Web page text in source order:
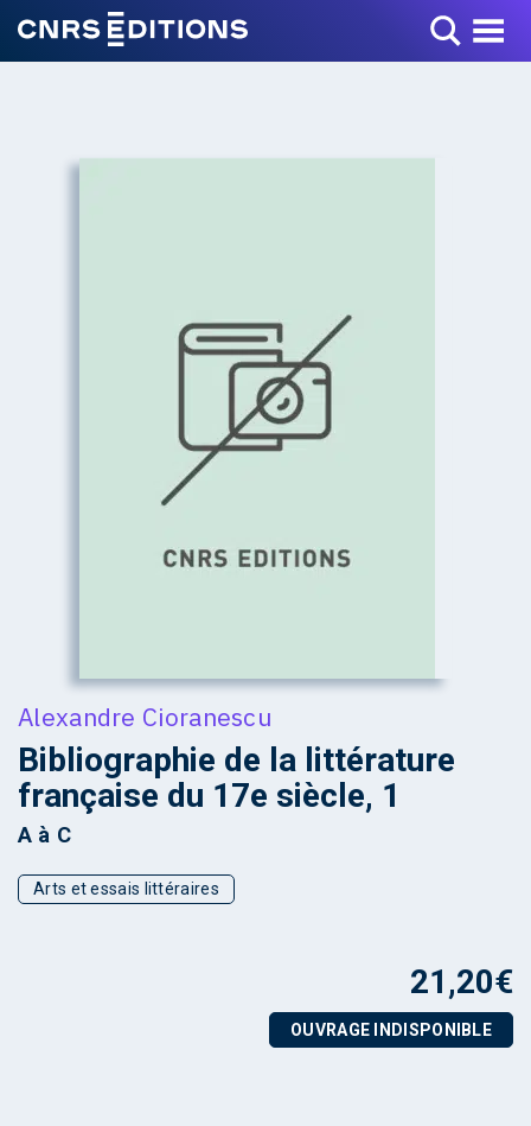
Toggle Menu
Alexandre Cioranescu
Bibliographie de la littérature
française du 17e siècle, 1
A à C
Arts et essais littéraires
21,20€
OUVRAGE INDISPONIBLE